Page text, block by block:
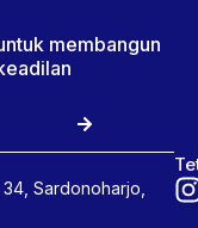
membangun
Sardonoharjo,